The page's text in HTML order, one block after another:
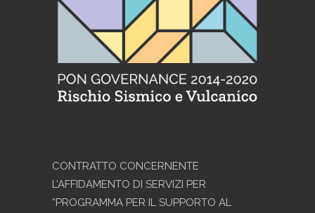
CONTRATTO CONCERNENTE
L’AFFIDAMENTO DI SERVIZI PER
“PROGRAMMA PER IL SUPPORTO AL